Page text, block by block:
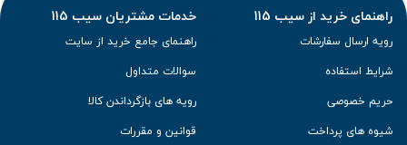
راهنمای خرید از سیب 115
رویه ارسال سفارشات
شرایط استفاده
حریم خصوصی
شیوه های پرداخت
خدمات مشتریان سیب 115
راهنمای جامع خرید از سایت
سوالات متداول
رویه های بازگرداندن کالا
قوانین و مقررات